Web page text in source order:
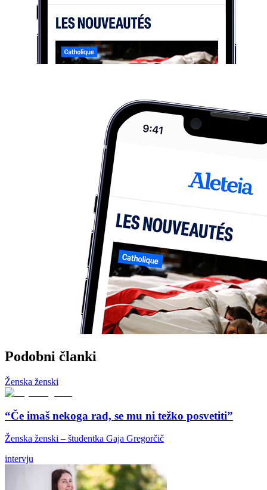
Podobni članki
Ženska ženski
“Če imaš nekoga rad, se mu ni težko posvetiti”
Ženska ženski – študentka Gaja Gregorčič
intervju